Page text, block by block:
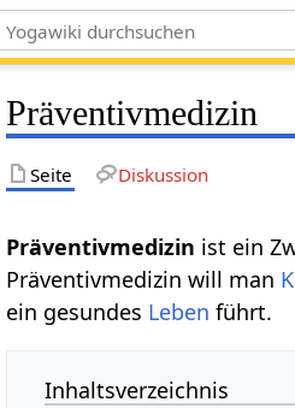
Präventivmedizin
Seite Diskussion
Präventivmedizin ist ein
Präventivmedizin will man
ein gesundes Leben führt.
Inhaltsverzeichnis